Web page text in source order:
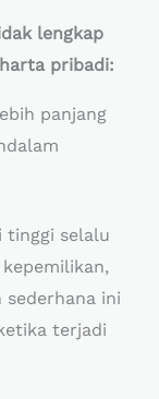
lengkap
pribadi:
panjang
tinggi selalu
sederhana ini
terjadi